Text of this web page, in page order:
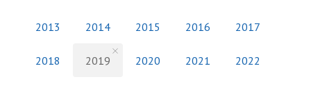
2013 2014 2015 2016 2017
2018 2019 2020 2021 2022